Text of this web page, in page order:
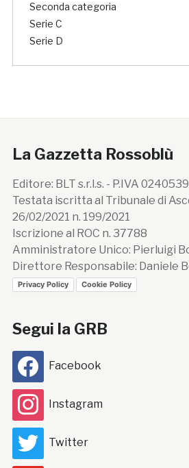
Seconda categoria
Serie C
Serie D
La Gazzetta Rossoblù
Editore: BLT s.r.l.s. - P.IVA
Testata iscritta al Tribunale di
26/02/2021 n. 199/2021
Iscrizione al ROC n. 37788
Amministratore Unico: Pierluigi
Direttore Responsabile: Daniele
Privacy Policy Cookie Policy
Segui la GRB
Facebook
Instagram
Twitter